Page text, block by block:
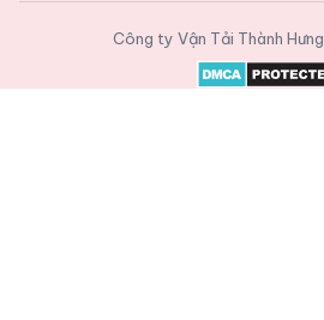
Công ty Vận Tải Thành Hưng